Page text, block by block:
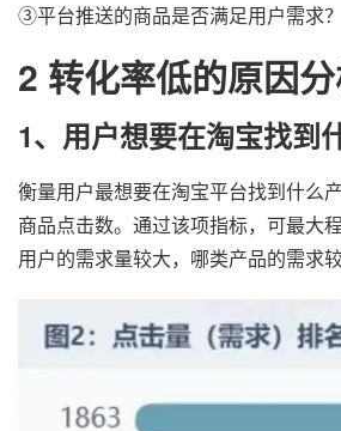
③平台推送的商品是否满足用户需求？
2 转化率低的原因
1、用户想要在淘宝找到
衡量用户最想要在淘宝平台找到什么
商品点击数。通过该项指标，可最大
用户的需求量较大，哪类产品的需求较